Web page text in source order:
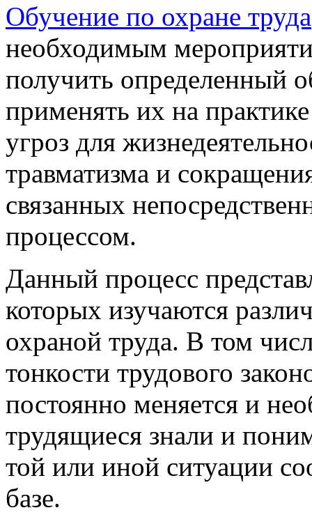
Обучение по охране труда
необходимым
получить определенный
применять их на
угроз для
травматизма и
связанных
процессом.
Данный процесс
которых изучаются
охраной труда. В том
тонкости трудового
постоянно меняется и
трудящиеся знали и
той или иной ситуации
базе.